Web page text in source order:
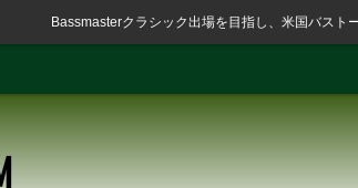
Bassmasterクラシック出場を目指し、米国バスト